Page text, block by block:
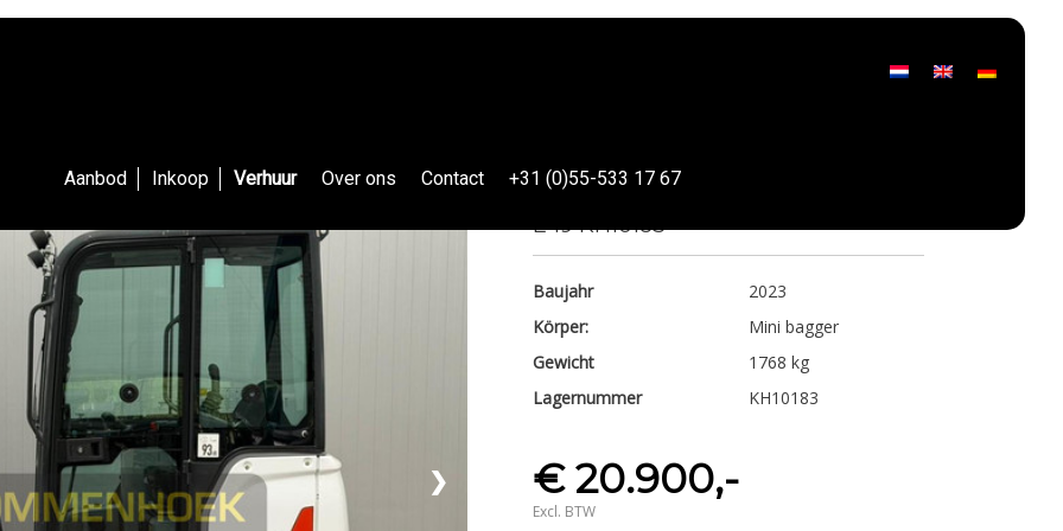
Aanbod Inkoop Verhuur Over ons Contact +31 (0)55-533 17 67
❯
Bobcat
E 19 KH10183
Baujahr
2023
Körper:
Mini bagger
Gewicht
1768 kg
Lagernummer
KH10183
€ 20.900,-
Excl. BTW